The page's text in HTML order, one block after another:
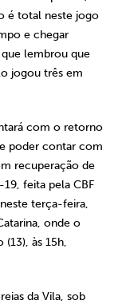
é total neste jogo
e chegar
lembrou que
jogou três em
com o retorno
poder contar com
recuperação de
feita pela CBF
terça-feira,
onde o
às 15h,
da Vila, sob